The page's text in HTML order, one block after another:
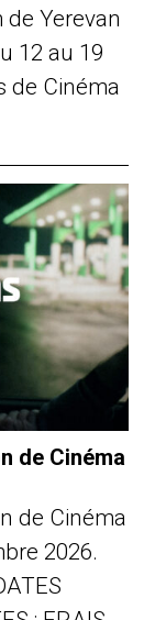
Yerevan
12 au 19
de Cinéma
de Cinéma
de Cinéma
2026.